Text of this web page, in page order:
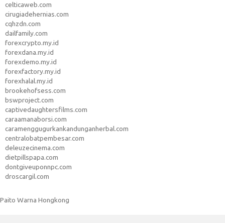
celticaweb.com
cirugiadehernias.com
cqhzdn.com
dailfamily.com
forexcrypto.my.id
forexdana.my.id
forexdemo.my.id
forexfactory.my.id
forexhalal.my.id
brookehofsess.com
bswproject.com
captivedaughtersfilms.com
caraamanaborsi.com
caramenggugurkankandunganherbal.com
centralobatpembesar.com
deleuzecinema.com
dietpillspapa.com
dontgiveuponnpc.com
droscargil.com
Paito Warna Hongkong